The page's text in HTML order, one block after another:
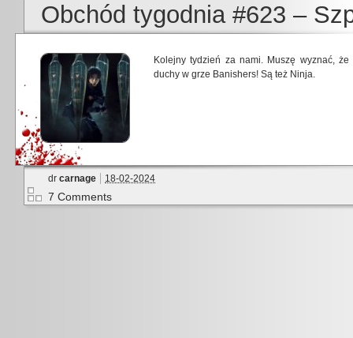
Obchód tygodnia #623 –
Kolejny tydzień za nami. Muszę wyznać,
duchy w grze Banishers! Są też Ninja.
dr carnage 18-02-2024
7 Comments